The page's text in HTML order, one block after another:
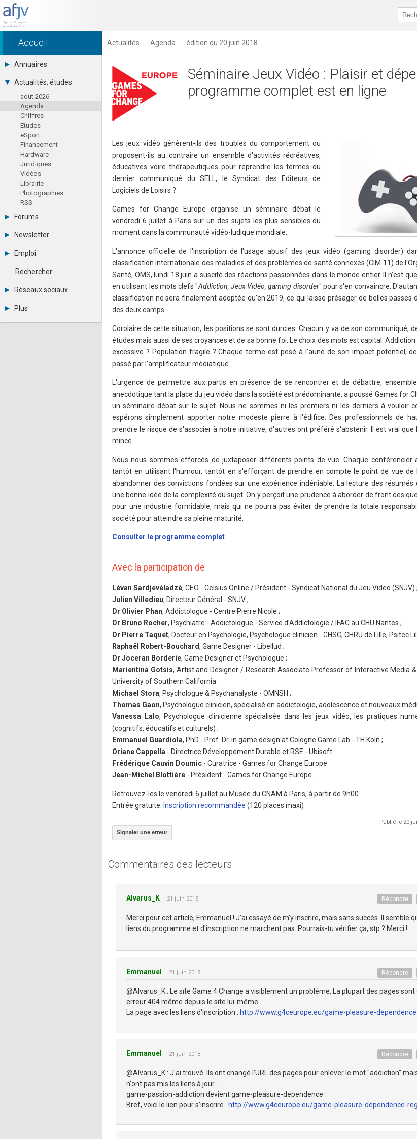
Accueil Actualités Agenda édition du 20 juin 2018
Annuaires
Toutes les sociétés (691)
Studios (418)
Editeurs (49)
Distributeurs (16)
Hard. / Accessoires (10)
Middlewares (15)
Prestataires (99)
Assoc. / Syndicats (21)
Formations / Ecoles (46)
Presse spécialisée (17)
Actualités, études
août 2026
Agenda
Chiffres
Etudes
eSport
Financement
Hardware
Juridiques
Vidéos
Librairie
Photographies
RSS
Forums
Tous les forums
Se connecter
Messages privés
Contacter un modérateur
Newsletter
Archives
Abonnement
Emploi
Consulter les annonces
Observatoire de l'emploi
Rechercher
Réseaux sociaux
LinkedIn
Plus
Annonceurs
Séminaire Jeux Vidéo : Plaisir et
programme complet est en ligne
Les jeux vidéo génèrent-ils des troubles du comportement ou
proposent-ils au contraire un ensemble d'activités récréatives,
éducatives voire thérapeutiques pour reprendre les termes du
dernier communiqué du SELL, le Syndicat des Editeurs de
Logiciels de Loisirs ?
Games for Change Europe organise un séminaire débat le
vendredi 6 juillet à Paris sur un des sujets les plus sensibles du
moment dans la communauté vidéo-ludique mondiale.
L'annonce officielle de l'inscription de l'usage abusif des jeux vidéo (gaming disorder)
classification internationale des maladies et des problèmes de santé connexes (CIM 11) de
Santé, OMS, lundi 18 juin a suscité des réactions passionnées dans le monde entier. Il n'est
en utilisant les mots clefs "Addiction, Jeux Vidéo, gaming disorder" pour s'en convaincre.
classification ne sera finalement adoptée qu'en 2019, ce qui laisse présager de belles passes
des deux camps.
Corolaire de cette situation, les positions se sont durcies. Chacun y va de son communiqué,
études mais aussi de ses croyances et de sa bonne foi. Le choix des mots est capital.
excessive ? Population fragile ? Chaque terme est pesé à l'aune de son impact potentiel,
passé par l'amplificateur médiatique.
L'urgence de permettre aux partis en présence de se rencontrer et de débattre,
anecdotique tant la place du jeu vidéo dans la société est prédominante, a poussé Games for
un séminaire-débat sur le sujet. Nous ne sommes ni les premiers ni les derniers à vouloir
espérons simplement apporter notre modeste pierre à l'édifice. Des professionnels de
prendre le risque de s'associer à notre initiative, d'autres ont préféré s'abstenir. Il est vrai que
mince.
Nous nous sommes efforcés de juxtaposer différents points de vue. Chaque conférencier
tantôt en utilisant l'humour, tantôt en s'efforçant de prendre en compte le point de vue de
abandonner des convictions fondées sur une expérience indéniable. La lecture des résumés
une bonne idée de la complexité du sujet. On y perçoit une prudence à aborder de front des
pour une industrie formidable, mais qui ne pourra pas éviter de prendre la totale
société pour atteindre sa pleine maturité.
Consulter le programme complet
Avec la participation de
Lévan Sardjevéladzé, CEO - Celsius Online / Président - Syndicat National du Jeu Video (SNJV) ;
Julien Villedieu, Directeur Général - SNJV ;
Dr Olivier Phan, Addictologue - Centre Pierre Nicole ;
Dr Bruno Rocher, Psychiatre - Addictologue - Service d'Addictologie / IFAC au CHU Nantes ;
Dr Pierre Taquet, Docteur en Psychologie, Psychologue clinicien - GHSC, CHRU de Lille, Psitec
Raphaël Robert-Bouchard, Game Designer - Libellud ;
Dr Joceran Borderie, Game Designer et Psychologue ;
Marientina Gotsis, Artist and Designer / Research Associate Professor of Interactive Media
University of Southern California.
Michael Stora, Psychologue & Psychanalyste - OMNSH ;
Thomas Gaon, Psychologue clinicien, spécialisé en addictologie, adolescence et nouveaux
Vanessa Lalo, Psychologue clinicienne spécialisée dans les jeux vidéo, les pratiques
(cognitifs, éducatifs et culturels) ;
Emmanuel Guardiola, PhD - Prof. Dr. in game design at Cologne Game Lab - TH Koln ;
Oriane Cappella - Directrice Développement Durable et RSE - Ubisoft
Frédérique Cauvin Doumic - Curatrice - Games for Change Europe
Jean-Michel Blottière - Président - Games for Change Europe.
Retrouvez-les le vendredi 6 juillet au Musée du CNAM à Paris, à partir de 9h00
Entrée gratuite.
Inscription recommandée (120 places maxi)
Publié le 20
Signaler une erreur
Commentaires des lecteurs
Alvarus_K 21 juin 2018 Répondre
Merci pour cet article, Emmanuel ! J'ai essayé de m'y inscrire, mais sans succès. Il semble
liens du programme et d'inscription ne marchent pas. Pourrais-tu vérifier ça, stp ? Merci !
Emmanuel 21 juin 2018 Répondre
@Alvarus_K : Le site Game 4 Change a visiblement un problème. La plupart des pages sont
erreur 404 même depuis le site lui-même.
La page avec les liens d'inscription : http://www.g4ceurope.eu/game-pleasure-
Emmanuel 21 juin 2018 Répondre
@Alvarus_K : J'ai trouvé. Ils ont changé l'URL des pages pour enlever le mot "addiction"
n'ont pas mis les liens à jour...
game-passion-addiction devient game-pleasure-dependence
Bref, voici le lien pour s'inscrire : http://www.g4ceurope.eu/game-pleasure-dependence-